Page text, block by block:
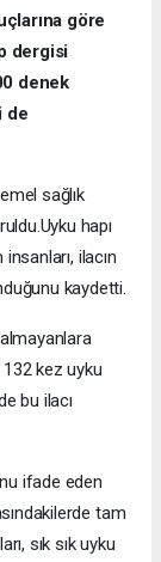
göre
dergisi
denek
de
sağlık
hapı
insanları, ilacın
kaydetti.
132 kez uyku
bu ilacı
ifade eden
tam
sık sık uyku